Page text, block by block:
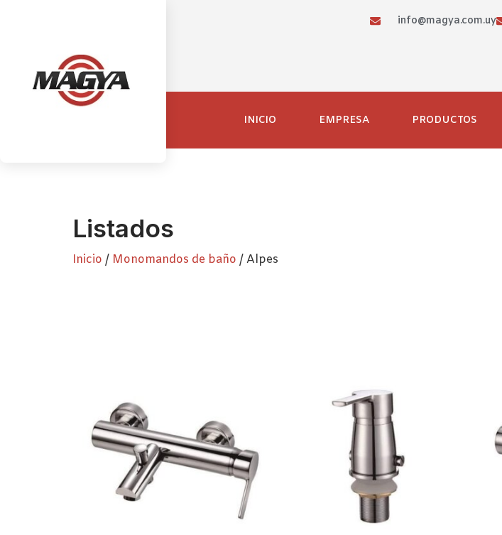
info@magya.com.uy
INICIO EMPRESA PRODUCTOS
Listados
Inicio / Monomandos de baño / Alpes